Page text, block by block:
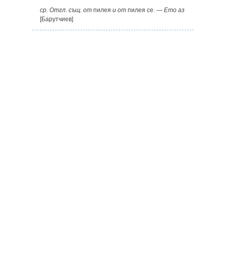
ср. Отгл. същ. от пилея и от пилея се. — Ето аз
[Барутчиев]